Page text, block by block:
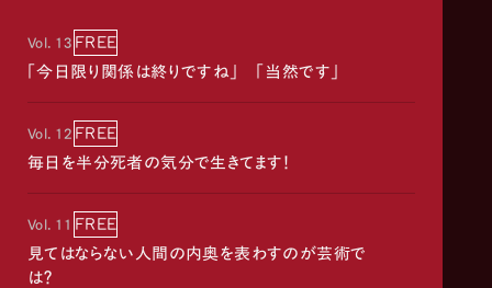
Vol. 13 FREE
「今日限り関係は終りですね」 「当然です」
Vol. 12 FREE
毎日を半分死者の気分で生きてます！
Vol. 11 FREE
見てはならない人間の内奥を表わすのが芸術で
は？